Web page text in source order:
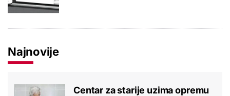
Najnovije
Centar za starije uzima opremu